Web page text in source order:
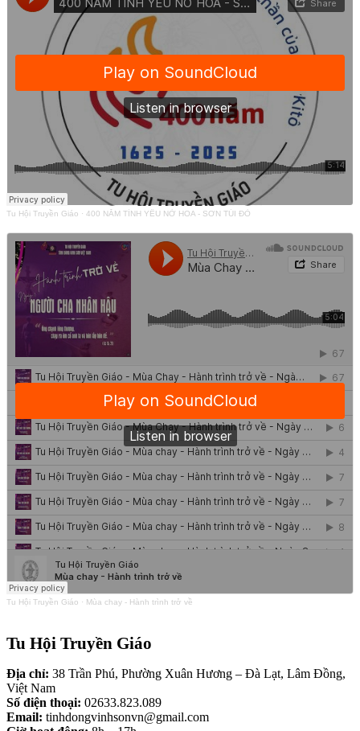
Tu Hội Truyền Giáo · 400 NĂM TÌNH YÊU NỞ HOA - SƠN TÚI ĐỎ
Tu Hội Truyền Giáo · Mùa chay - Hành trình trở về
Tu Hội Truyền Giáo
Địa chỉ: 38 Trần Phú, Phường Xuân Hương – Đà Lạt, Lâm Đồng,
Việt Nam
Số điện thoại: 02633.823.089
Email: tinhdongvinhsonvn@gmail.com